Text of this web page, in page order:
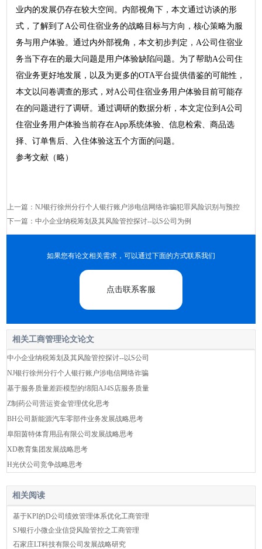
业内的发展仍存在较大空间。内部视角下，本文通过访谈的形
式，了解到了A公司住宿业务的战略目标与方向，核心策略为服
务与用户体验。通过内外部视角，本文初步判定，A公司住宿业
务当下存在的最大问题是用户体验缺陷问题。为了帮助A公司住
宿业务更好地发展，以及为更多的OTA平台提供借鉴的可能性，
本文以问卷调查的形式，对A公司住宿业务用户体验目前可能存
在的问题进行了调研。通过调研的数据分析，本文定位到A公司
住宿业务用户体验当前存在App系统体验、信息检索、商品选
择、订单售后、入住体验这五个方面的问题。
参考文献（略）
上一篇：NJ银行徐州分行个人银行账户涉电信网络诈骗犯罪风险识别与预控
下一篇：中小企业纳税筹划及其风险管控探讨--以S公司为例
如果您有论文相关需求，可以通过下面的方式联系我们
点击联系客服
相关工商管理论文论文
中小企业纳税筹划及其风险管控探讨--以S公司
NJ银行徐州分行个人银行账户涉电信网络诈骗
基于服务质量差距模型的绵阳AJ4S店服务质量
Z制药公司营运资金管理优化思考
BH公司新能源汽车零部件业务发展战略思考
阜阳茵特体育用品有限公司发展战略思考
XD教育集团发展战略思考
H光伏公司竞争战略思考
相关阅读
基于KPI的D公司绩效管理体系优化工商管理
SJ银行小微企业信贷风险管控之工商管理
石家庄LT科技有限公司发展战略研究